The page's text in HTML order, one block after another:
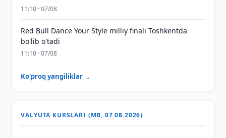
11:10 · 07/08
Red Bull Dance Your Style milliy finali Toshkentda
bo'lib o'tadi
11:10 · 07/08
Ko'proq yangiliklar →
VALYUTA KURSLARI (MB, 07.08.2026)